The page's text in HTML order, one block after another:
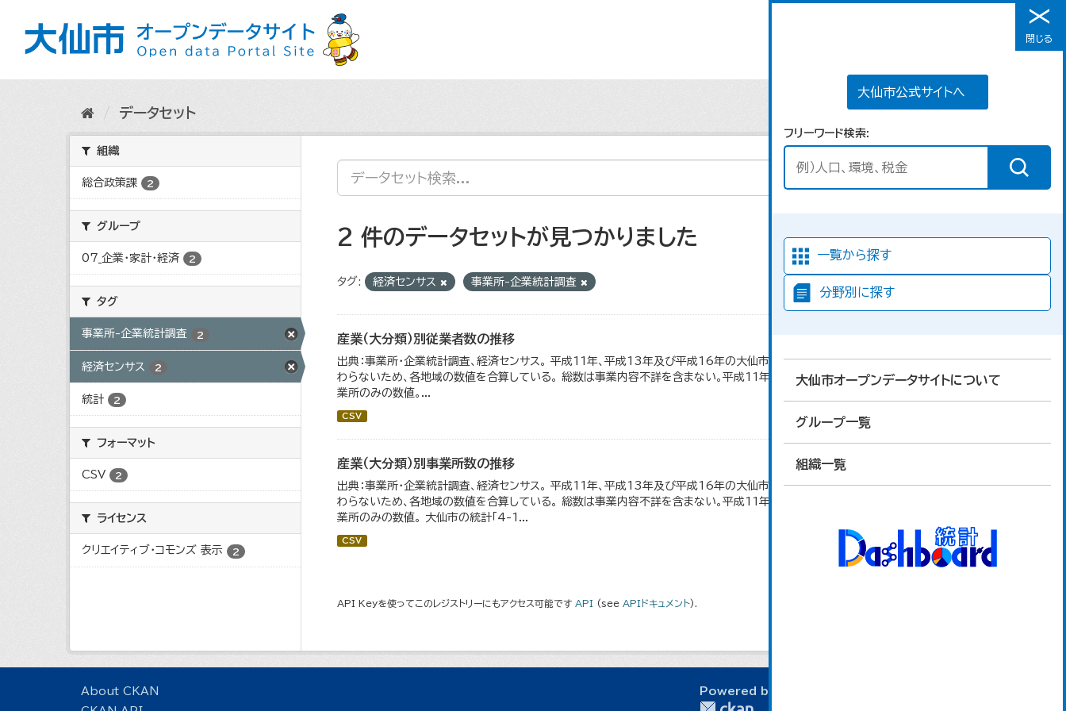
メニュー
大仙市公式サイトへ
フリーワード検索
一覧から探す
分野別に探す
大仙市オープンデータサイトについて
グループ一覧
組織一覧
閉じる
データセット
組織
総合政策課 2
グループ
07_企業・家計・経済 2
タグ
事業所-企業統計調査 2
経済センサス 2
統計 2
フォーマット
CSV 2
ライセンス
クリエイティブ・コモンズ 表示 2
2 件のデータセットが見つかりました
タグ: 経済センサス 事業所-企業統計調査
産業（大分類）別従業者数の推移
出典：事業所・企業統計調査、経済センサス。 平成11年、平成13年及び平成16年の大仙市の数値は、合併前、合併後で調査区が変
わらないため、各地域の数値を合算している。 総数は事業内容不詳を含まない。平成11年、平成16年、平成24年の数値は民営事
業所のみの数値。...
CSV
産業（大分類）別事業所数の推移
出典：事業所・企業統計調査、経済センサス。 平成11年、平成13年及び平成16年の大仙市の数値は、合併前、合併後で調査区が変
わらないため、各地域の数値を合算している。 総数は事業内容不詳を含まない。平成11年、平成16年、平成24年の数値は民営事
業所のみの数値。 大仙市の統計「4-1...
CSV
API Keyを使ってこのレジストリーにもアクセス可能です API (see APIドキュメント).
About CKAN
Powered by